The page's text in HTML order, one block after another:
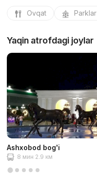
Ovqat Parklar
Yaqin atrofdagi joylar
Ashxobod bog'i
8 мин 2.9 км